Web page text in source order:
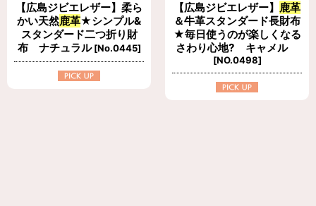
【広島ジビエレザー】柔ら
かい天然鹿革★シンプル&
スタンダード二つ折り財
布 ナチュラル [No.0445]
【広島ジビエレザー】 鹿革
＆牛革スタンダード長財布
★毎日使うのが楽しくなる
さわり心地? キャメル
[NO.0498]